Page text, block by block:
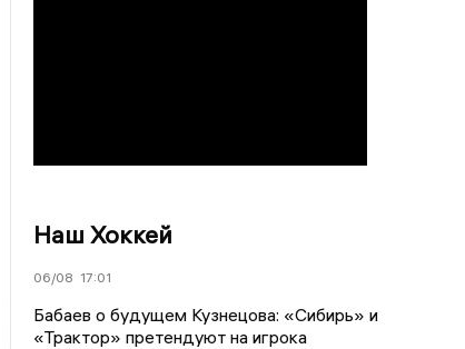
Наш Хоккей
06/08 17:01
Бабаев о будущем Кузнецова: «Сибирь» и
«Трактор» претендуют на игрока